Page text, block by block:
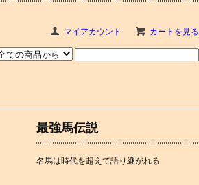
マイアカウント カートを見る
最強馬伝説
名馬は時代を超えて語り継がれる